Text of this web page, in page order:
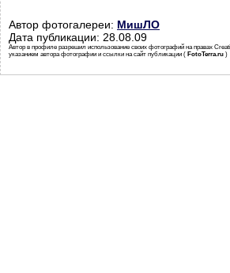
Автор фотогалереи: МишЛО
Дата публикации: 28.08.09
Автор в профиле разрешил использование своих фотографий на правах
указанием автора фотографии и ссылки на сайт публикации ( FotoTerra.ru )